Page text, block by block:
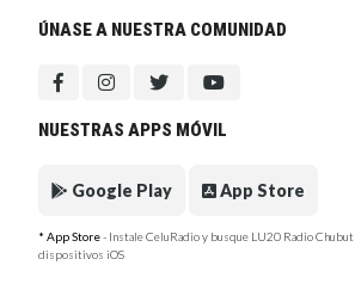
ÚNASE A NUESTRA COMUNIDAD
NUESTRAS APPS MÓVIL
Google Play App Store
* App Store- Instale CeluRadio y busque LU20 Radio Chubut
dispositivos iOS